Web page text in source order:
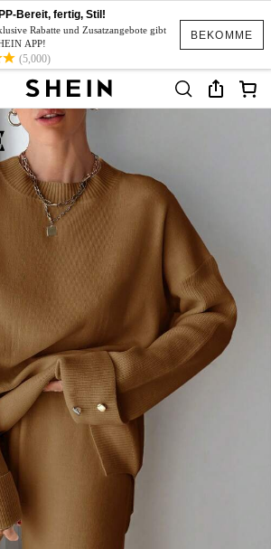
BEKOMME
Bereit, fertig, Stil!
Rabatte und Zusatzangebote gibt
APP!
(5,000)